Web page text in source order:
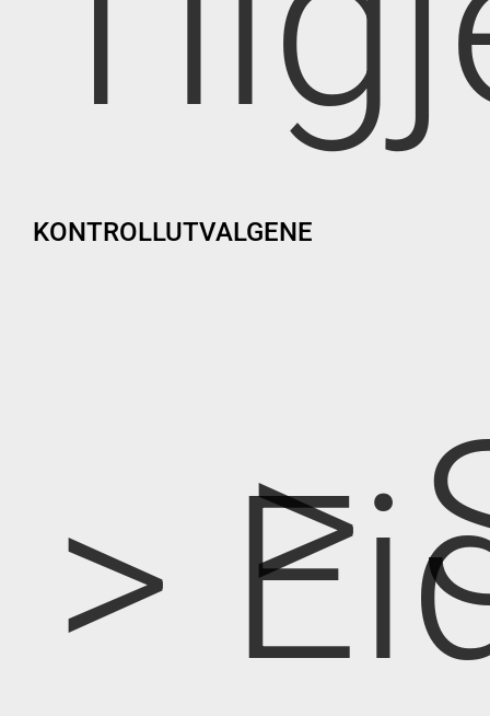
KONTROLLUTVALGENE
> >